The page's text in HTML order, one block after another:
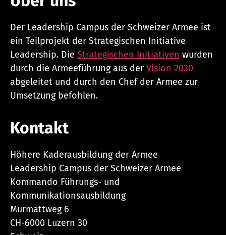
Der Leadership Campus der Schweizer Armee ist
ein Teilprojekt der Strategischen Initiative
Leadership. Die Strategischen Initiativen wurden
durch die Armeeführung aus der Vision 2030
abgeleitet und durch den Chef der Armee zur
Umsetzung befohlen.
Kontakt
Höhere Kaderausbildung der Armee
Leadership Campus der Schweizer Armee
Kommando Führungs- und
Kommunikationsausbildung
Murmattweg 6
CH-6000 Luzern 30